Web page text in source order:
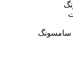
سامسونگ